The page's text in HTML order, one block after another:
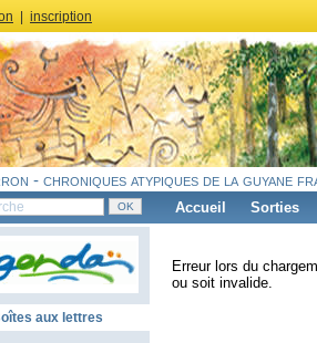
inscription
- chroniques atypiques de la guyane
Accueil Sorties
aux lettres
Erreur lors du
ou soit invalide.